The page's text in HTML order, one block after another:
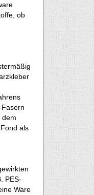
ob
dem
als
PES-
Ware